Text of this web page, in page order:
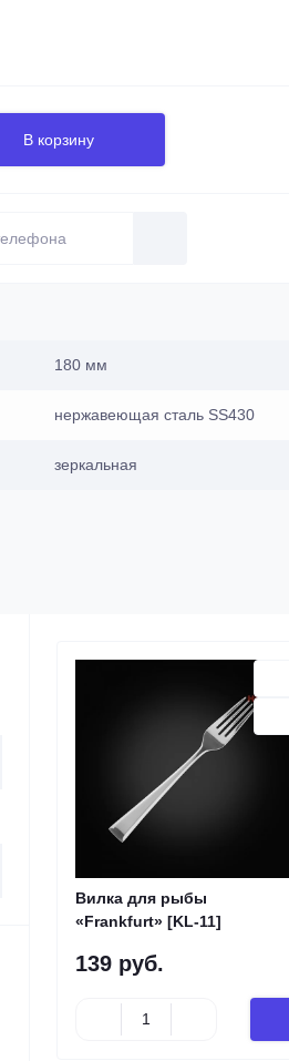
В корзину
180 мм
нержавеющая сталь SS430
зеркальная
Вилка для рыбы
«Frankfurt» [KL-11]
139 руб.